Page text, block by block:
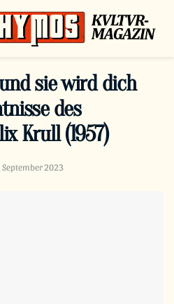
sie wird dich
des
Krull (1957)
September 2023